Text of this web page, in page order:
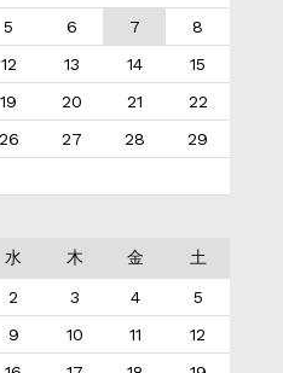
5 6 7
8
12 13 14
15
19 20 21
22
26 27 28
29
水 木 金 土
2 3 4
5
9 10 11
12